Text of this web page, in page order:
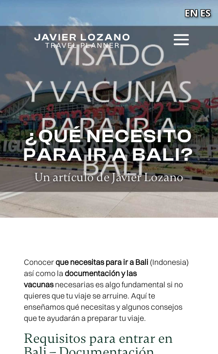
¿QUÉ NECESITO
PARA IR A BALI?
Un artículo de Javier Lozano
Conocerque necesitas para ir a Bali (Indonesia)
así como la documentación y las
vacunasnecesarias es algo fundamental si no
quieres que tu viaje se arruine. Aquí te
enseñamos qué necesitas y algunos consejos
que te ayudarán a preparar tu viaje.
Requisitos para entrar en
ENES